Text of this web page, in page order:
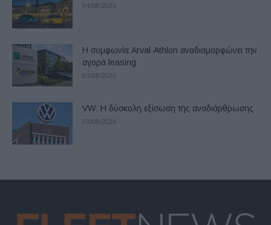
04/08/2026
Η συμφωνία Arval-Athlon αναδιαμορφώνει την
αγορά leasing
03/08/2026
VW: Η δύσκολη εξίσωση της αναδιάρθρωσης
03/08/2026